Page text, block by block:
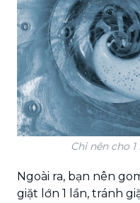
Chỉ nên cho
Ngoài ra, bạn nên
giặt lớn 1 lần, tránh